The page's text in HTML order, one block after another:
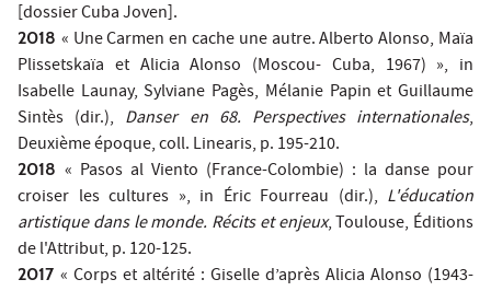
[dossier Cuba Joven].
2018 « Une Carmen en cache une autre. Alberto Alonso, Maïa
Plissetskaïa et Alicia Alonso (Moscou- Cuba, 1967) », in
Isabelle Launay, Sylviane Pagès, Mélanie Papin et Guillaume
Sintès (dir.), Danser en 68. Perspectives internationales,
Deuxième époque, coll. Linearis, p. 195-210.
2018 « Pasos al Viento (France-Colombie) : la danse pour
croiser les cultures », in Éric Fourreau (dir.), L'éducation
artistique dans le monde. Récits et enjeux, Toulouse, Éditions
de l'Attribut, p. 120-125.
2017 « Corps et altérité : Giselle d’après Alicia Alonso (1943-